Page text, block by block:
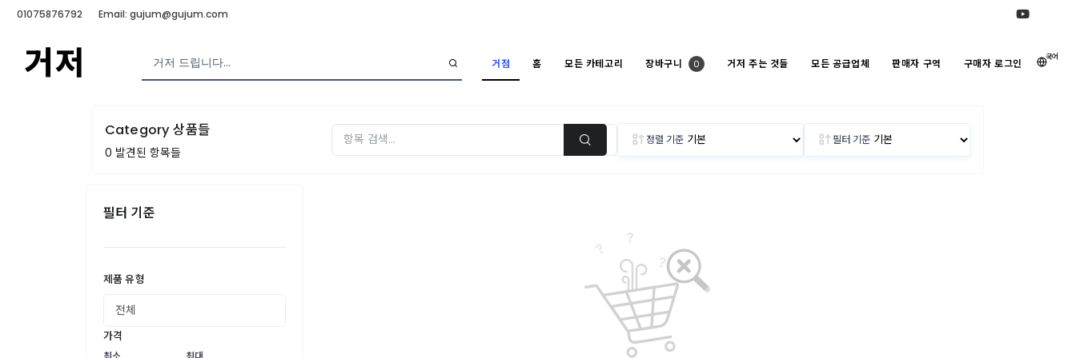
01075876792 Email: gujum@gujum.com
거저 거점 홈 모든 카테고리 장바구니 0 거저 주는 것들 모든 공급업체 판매자 구역 구매자 로그인 국어
Category 상품들
0 발견된 항목들
정렬 기준 필터 기준
필터 기준
제품 유형
가격